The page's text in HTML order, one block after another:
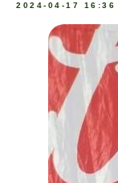
2024-04-17 16:36